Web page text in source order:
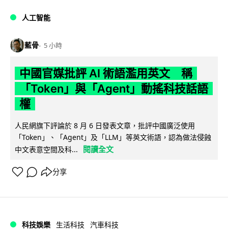
人工智能
藍骨 5 小時
中國官媒批評 AI 術語濫用英文 稱
「Token」與「Agent」動搖科技話語
權
人民網旗下評論於 8 月 6 日發表文章，批評中國廣泛使用
「Token」、「Agent」及「LLM」等英文術語，認為做法侵蝕
中文表意空間及科...
閱讀全文
分享
科技娛樂 生活科技 汽車科技